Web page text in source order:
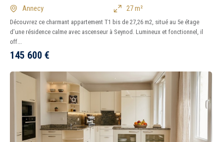
Annecy 27 m²
Découvrez ce charmant appartement T1 bis de 27,26 m2, situé au 5e étage
d’une résidence calme avec ascenseur à Seynod. Lumineux et fonctionnel, il
off...
145 600 €